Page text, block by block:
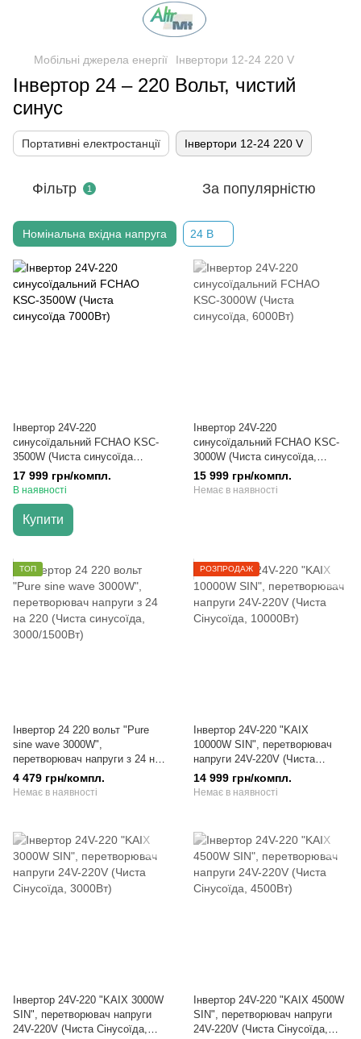
Мобільні джерела енергії Інвертори 12-24 220 V
Інвертор 24 – 220 Вольт, чистий
синус
Портативні електростанції Інвертори 12-24 220 V
Фільтр 1 За популярністю
Номінальна вхідна напруга 24 В
Інвертор 24V-220
синусоїдальний FCHAO KSC-
3500W (Чиста синусоїда
7000Вт)
17 999 грн/компл.
В наявності
Купити
Інвертор 24V-220
синусоїдальний FCHAO KSC-
3000W (Чиста синусоїда,
6000Вт)
15 999 грн/компл.
Немає в наявності
ТОП
Інвертор 24 220 вольт "Pure
sine wave 3000W",
перетворювач напруги з 24 на
220 (Чиста синусоїда,
3000/1500Вт)
4 479 грн/компл.
Немає в наявності
РОЗПРОДАЖ
Інвертор 24V-220 "KAIX
10000W SIN", перетворювач
напруги 24V-220V (Чиста
Сінусоїда, 10000Вт)
14 999 грн/компл.
Немає в наявності
Інвертор 24V-220 "KAIX 3000W
SIN", перетворювач напруги
24V-220V (Чиста Сінусоїда,
Інвертор 24V-220 "KAIX 4500W
SIN", перетворювач напруги
24V-220V (Чиста Сінусоїда,